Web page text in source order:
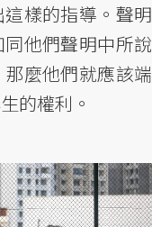
樣的指導。聲明
他們聲明中所說
麼他們就應該端
的權利。